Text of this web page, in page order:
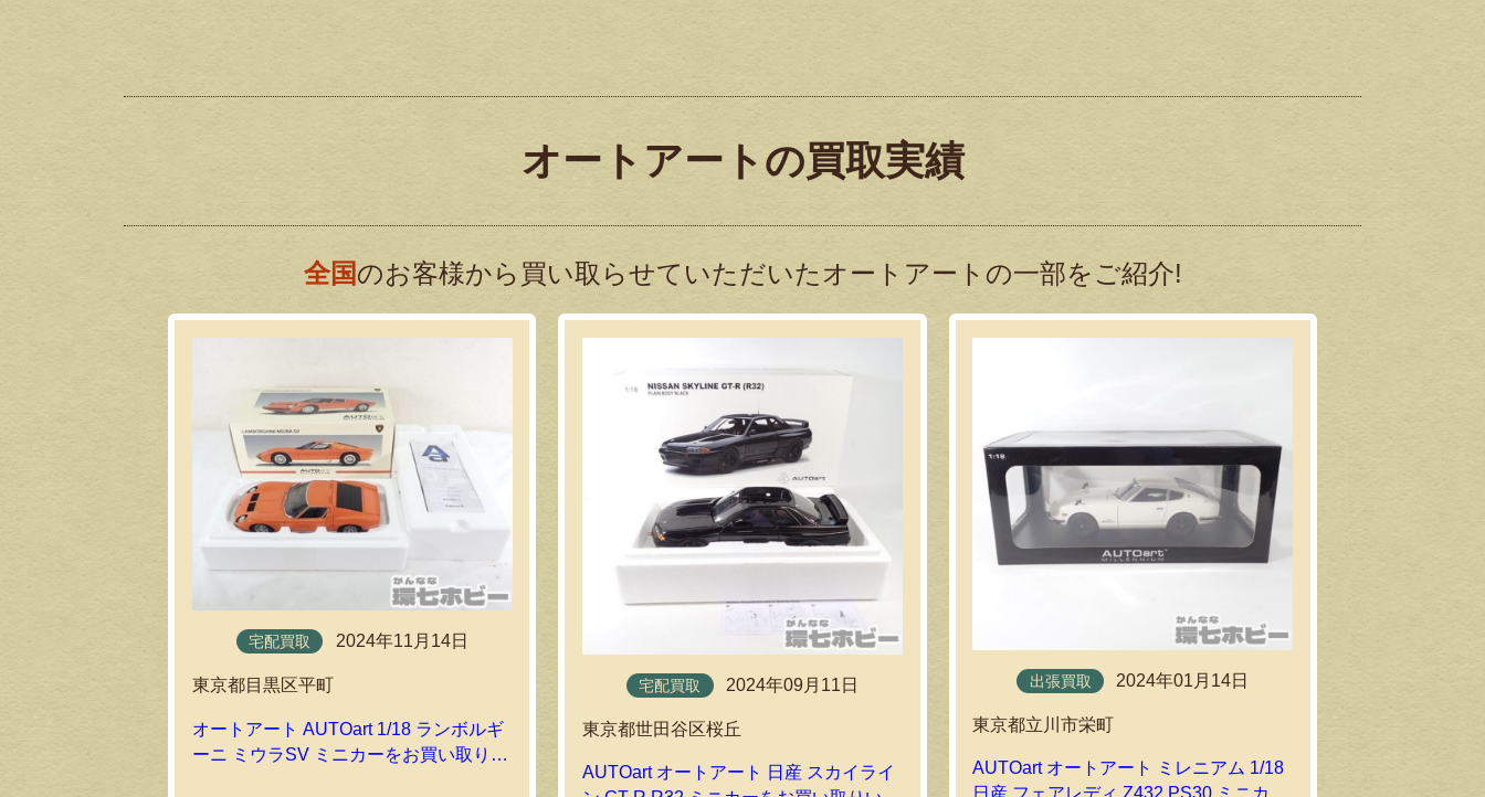
オートアートの買取実績
全国のお客様から買い取らせていただいたオートアートの一部をご紹介!
宅配買取 2024年11月14日
東京都目黒区平町
オートアート AUTOart 1/18 ランボルギ
ーニ ミウラSV ミニカーをお買い取りい
宅配買取 2024年09月11日
東京都世田谷区桜丘
AUTOart オートアート 日産 スカイライ
出張買取 2024年01月14日
東京都立川市栄町
AUTOart オートアート ミレニアム 1/18